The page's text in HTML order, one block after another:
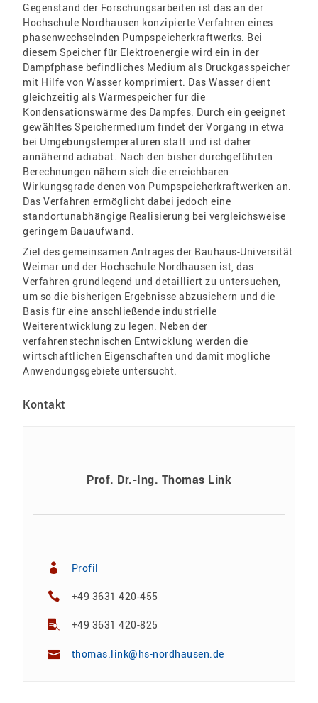
Gegenstand der Forschungsarbeiten ist das an der
Hochschule Nordhausen konzipierte Verfahren eines
phasenwechselnden Pumpspeicherkraftwerks. Bei
diesem Speicher für Elektroenergie wird ein in der
Dampfphase befindliches Medium als Druckgasspeicher
mit Hilfe von Wasser komprimiert. Das Wasser dient
gleichzeitig als Wärmespeicher für die
Kondensationswärme des Dampfes. Durch ein geeignet
gewähltes Speichermedium findet der Vorgang in etwa
bei Umgebungstemperaturen statt und ist daher
annähernd adiabat. Nach den bisher durchgeführten
Berechnungen nähern sich die erreichbaren
Wirkungsgrade denen von Pumpspeicherkraftwerken an.
Das Verfahren ermöglicht dabei jedoch eine
standortunabhängige Realisierung bei vergleichsweise
geringem Bauaufwand.
Ziel des gemeinsamen Antrages der Bauhaus-Universität
Weimar und der Hochschule Nordhausen ist, das
Verfahren grundlegend und detailliert zu untersuchen,
um so die bisherigen Ergebnisse abzusichern und die
Basis für eine anschließende industrielle
Weiterentwicklung zu legen. Neben der
verfahrenstechnischen Entwicklung werden die
wirtschaftlichen Eigenschaften und damit mögliche
Anwendungsgebiete untersucht.
Kontakt
Prof. Dr.-Ing. Thomas Link
Profil
+49 3631 420-455
+49 3631 420-825
thomas.link@hs-nordhausen.de